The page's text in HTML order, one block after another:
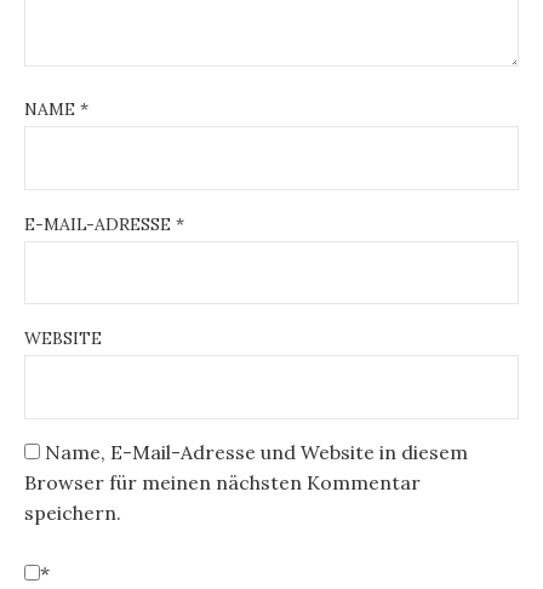
NAME *
E-MAIL-ADRESSE *
WEBSITE
Name, E-Mail-Adresse und Website in diesem
Browser für meinen nächsten Kommentar
speichern.
*